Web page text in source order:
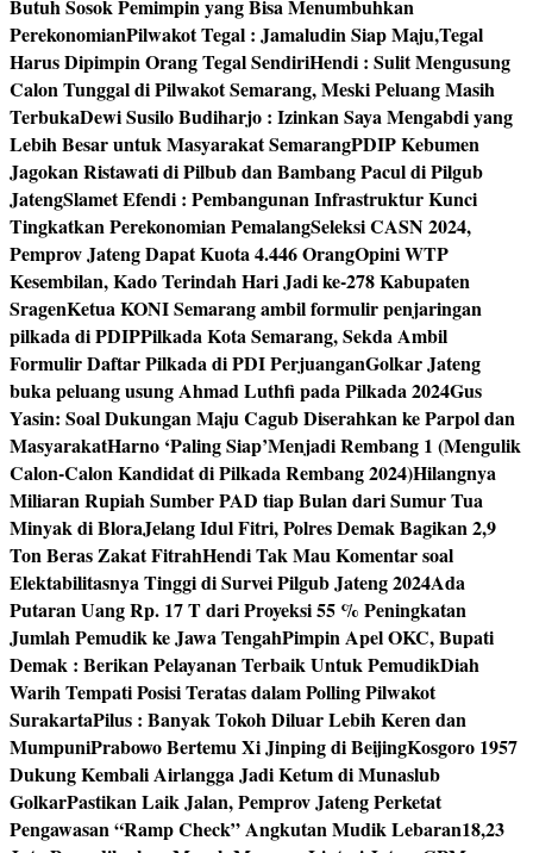
Butuh Sosok Pemimpin yang Bisa Menumbuhkan
PerekonomianPilwakot Tegal : Jamaludin Siap Maju,Tegal
Harus Dipimpin Orang Tegal SendiriHendi : Sulit Mengusung
Calon Tunggal di Pilwakot Semarang, Meski Peluang Masih
TerbukaDewi Susilo Budiharjo : Izinkan Saya Mengabdi yang
Lebih Besar untuk Masyarakat SemarangPDIP Kebumen
Jagokan Ristawati di Pilbub dan Bambang Pacul di Pilgub
JatengSlamet Efendi : Pembangunan Infrastruktur Kunci
Tingkatkan Perekonomian PemalangSeleksi CASN 2024,
Pemprov Jateng Dapat Kuota 4.446 OrangOpini WTP
Kesembilan, Kado Terindah Hari Jadi ke-278 Kabupaten
SragenKetua KONI Semarang ambil formulir penjaringan
pilkada di PDIPPilkada Kota Semarang, Sekda Ambil
Formulir Daftar Pilkada di PDI PerjuanganGolkar Jateng
buka peluang usung Ahmad Luthfi pada Pilkada 2024Gus
Yasin: Soal Dukungan Maju Cagub Diserahkan ke Parpol dan
MasyarakatHarno ‘Paling Siap’Menjadi Rembang 1 (Mengulik
Calon-Calon Kandidat di Pilkada Rembang 2024)Hilangnya
Miliaran Rupiah Sumber PAD tiap Bulan dari Sumur Tua
Minyak di BloraJelang Idul Fitri, Polres Demak Bagikan 2,9
Ton Beras Zakat FitrahHendi Tak Mau Komentar soal
Elektabilitasnya Tinggi di Survei Pilgub Jateng 2024Ada
Putaran Uang Rp. 17 T dari Proyeksi 55 % Peningkatan
Jumlah Pemudik ke Jawa TengahPimpin Apel OKC, Bupati
Demak : Berikan Pelayanan Terbaik Untuk PemudikDiah
Warih Tempati Posisi Teratas dalam Polling Pilwakot
SurakartaPilus : Banyak Tokoh Diluar Lebih Keren dan
MumpuniPrabowo Bertemu Xi Jinping di BeijingKosgoro 1957
Dukung Kembali Airlangga Jadi Ketum di Munaslub
GolkarPastikan Laik Jalan, Pemprov Jateng Perketat
Pengawasan “Ramp Check” Angkutan Mudik Lebaran18,23